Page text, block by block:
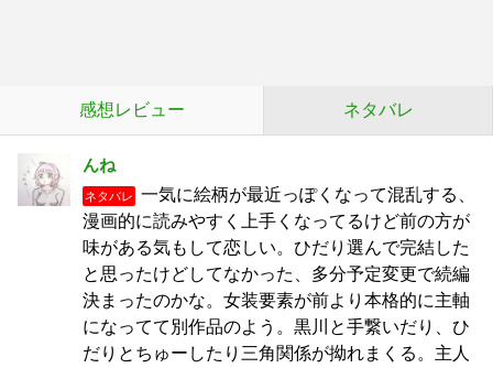
感想レビュー ネタバレ
んね
ネタバレ
一気に絵柄が最近っぽくなって混乱する、
漫画的に読みやすく上手くなってるけど前の方が
味がある気もして恋しい。ひだり選んで完結した
と思ったけどしてなかった、多分予定変更で続編
決まったのかな。女装要素が前より本格的に主軸
になってて別作品のよう。黒川と手繋いだり、ひ
だりとちゅーしたり三角関係が拗れまくる。主人